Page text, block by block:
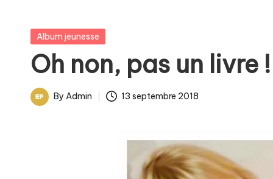
e
e
t
les
goûts,
des
pour
Posted
Album jeunesse
Oh non, pas un livre !
Posted
By Admin 13 septembre 2018